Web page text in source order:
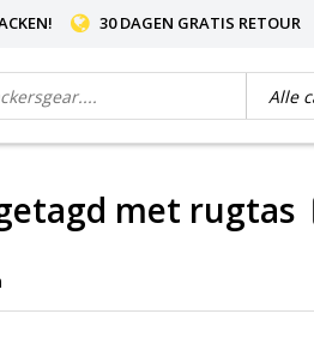
30 DAGEN GRATIS RETOUR
met rugtas